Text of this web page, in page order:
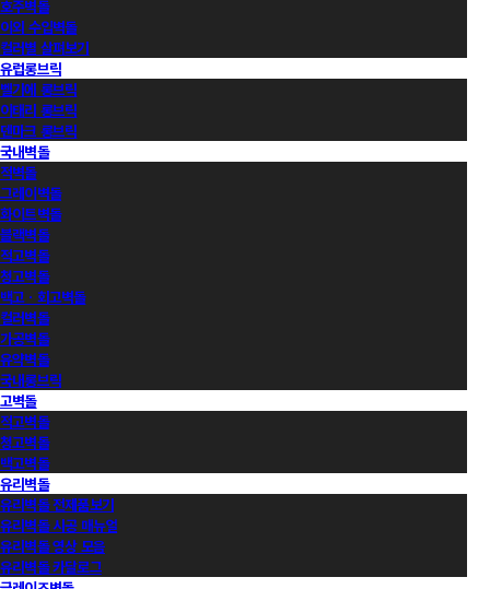
호주벽돌
이외 수입벽돌
컬러별 살펴보기
유럽롱브릭
벨기에 롱브릭
이태리 롱브릭
덴마크 롱브릭
국내벽돌
적벽돌
그레이벽돌
화이트벽돌
블랙벽돌
적고벽돌
청고벽돌
백고ㆍ회고벽돌
컬러벽돌
가공벽돌
유약벽돌
국내롱브릭
고벽돌
적고벽돌
청고벽돌
백고벽돌
유리벽돌
유리벽돌 전제품보기
유리벽돌 시공 매뉴얼
유리벽돌 영상 모음
유리벽돌 카달로그